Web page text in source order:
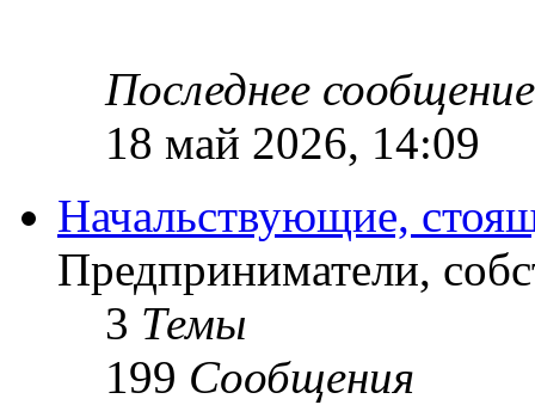
Последнее сообщение
18 май 2026, 14:09
Начальствующие,
Предприниматели,
3 Темы
199 Сообщения